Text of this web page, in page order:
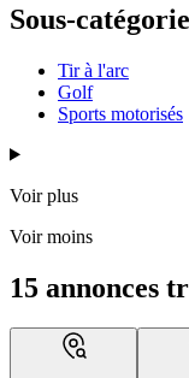
Sous-
Tir à l'arc
Golf
Sports motorisés
Voir plus
Voir moins
15 annonces